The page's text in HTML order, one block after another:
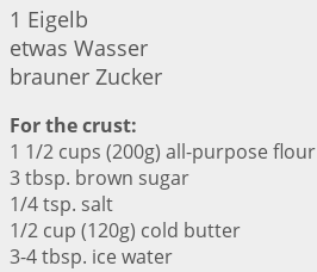
1 Eigelb
etwas Wasser
brauner Zucker
For the crust:
1 1/2 cups (200g) all-purpose flour
3 tbsp. brown sugar
1/4 tsp. salt
1/2 cup (120g) cold butter
3-4 tbsp. ice water